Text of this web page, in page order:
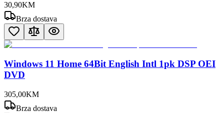
30,90KM
Brza dostava
Windows 11 Home 64Bit English Intl 1pk DSP OEI
DVD
305,00KM
Brza dostava